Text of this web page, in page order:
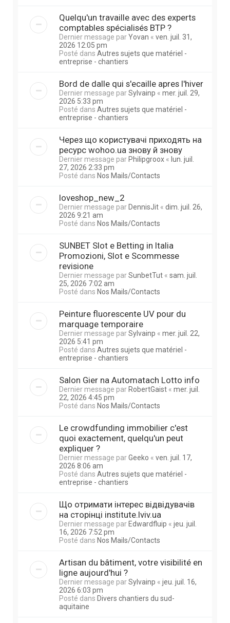
Quelqu'un travaille avec des experts
comptables spécialisés BTP ?
Dernier message parYovan « ven. juil. 31,
2026 12:05 pm
Posté dans Autres sujets que matériel -
entreprise - chantiers
Bord de dalle qui s'ecaille apres l'hiver
Dernier message parSylvainp « mer. juil. 29,
2026 5:33 pm
Posté dans Autres sujets que matériel -
entreprise - chantiers
Через що користувачі приходять на
ресурс wohoo.ua знову й знову
Dernier message par Philipgroox « lun. juil.
27, 2026 2:33 pm
Posté dans Nos Mails/Contacts
loveshop_new_2
Dernier message par DennisJit « dim. juil. 26,
2026 9:21 am
Posté dans Nos Mails/Contacts
SUNBET Slot e Betting in Italia
Promozioni, Slot e Scommesse
revisione
Dernier message parSunbetTut « sam. juil.
25, 2026 7:02 am
Posté dans Nos Mails/Contacts
Peinture fluorescente UV pour du
marquage temporaire
Dernier message parSylvainp « mer. juil. 22,
2026 5:41 pm
Posté dans Autres sujets que matériel -
entreprise - chantiers
Salon Gier na Automatach Lotto info
Dernier message par RobertGaist « mer. juil.
22, 2026 4:45 pm
Posté dans Nos Mails/Contacts
Le crowdfunding immobilier c'est
quoi exactement, quelqu'un peut
expliquer ?
Dernier message parGeeko « ven. juil. 17,
2026 8:06 am
Posté dans Autres sujets que matériel -
entreprise - chantiers
Що отримати інтерес відвідувачів
на сторінці institute.lviv.ua
Dernier message par Edwardfluip « jeu. juil.
16, 2026 7:52 pm
Posté dans Nos Mails/Contacts
Artisan du bâtiment, votre visibilité en
ligne aujourd'hui ?
Dernier message parSylvainp « jeu. juil. 16,
2026 6:03 pm
Posté dans Divers chantiers du sud-
aquitaine